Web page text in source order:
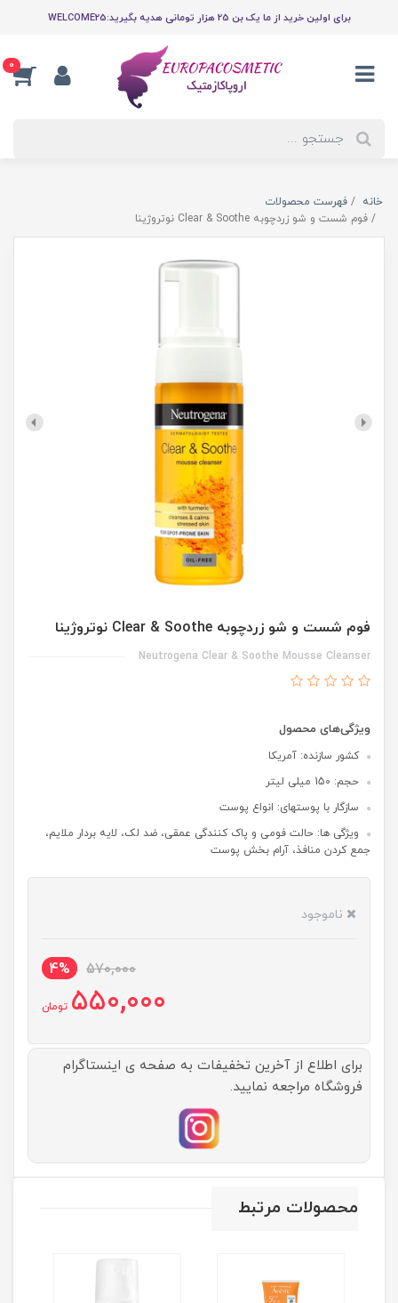
برای اولین خرید از ما یک بن 25 هزار تومانی هدیه بگیرید:WELCOME25
0
خانه
فهرست محصولات
فوم شست و شو زردچوبه Clear & Soothe نوتروژینا
فوم شست و شو زردچوبه Clear & Soothe نوتروژینا
Neutrogena Clear & Soothe Mousse Cleanser
ویژگی‌های محصول
کشور سازنده: آمریکا
حجم: 150 میلی لیتر
سازگار با پوستهای: انواع پوست
ویژگی ها: حالت فومی و پاک کنندگی عمقی، ضد لک، لایه بردار ملایم،
جمع کردن منافذ، آرام بخش پوست
ناموجود
570,000
4%
550,000 تومان
برای اطلاع از آخرین تخفیفات به صفحه ی اینستاگرام
فروشگاه مراجعه نمایید.
محصولات مرتبط